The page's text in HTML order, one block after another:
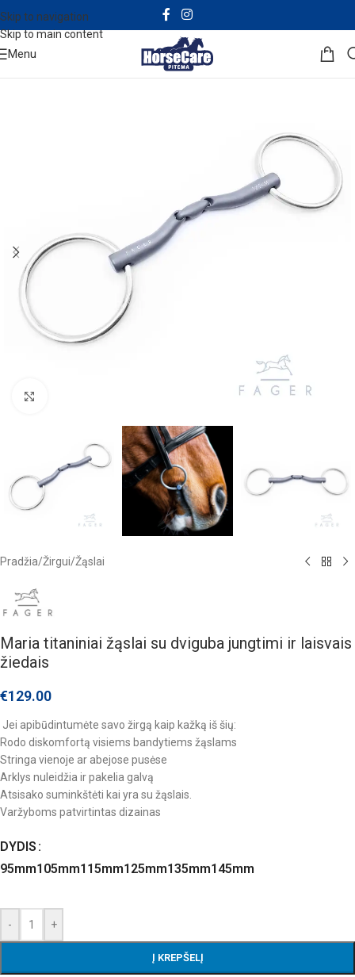
Skip to navigation
Skip to main content
Menu
Pradžia/Žirgui/Žąslai
Maria titaniniai žąslai su dviguba jungtimi ir laisvais
žiedais
€129.00
Jei apibūdintumėte savo žirgą kaip kažką iš šių:
Rodo diskomfortą visiems bandytiems žąslams
Stringa vienoje ar abejose pusėse
Arklys nuleidžia ir pakelia galvą
Atsisako suminkštėti kai yra su žąslais.
Varžyboms patvirtintas dizainas
DYDIS
95mm105mm115mm125mm135mm145mm
- +
Į KREPŠELĮ